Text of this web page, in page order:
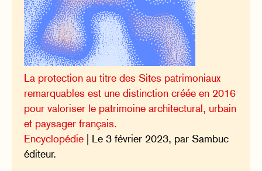
La protection au titre des Sites patrimoniaux
remarquables est une distinction créée en 2016
pour valoriser le patrimoine architectural, urbain
et paysager français.
Encyclopédie | Le 3 février 2023, par Sambuc
éditeur.